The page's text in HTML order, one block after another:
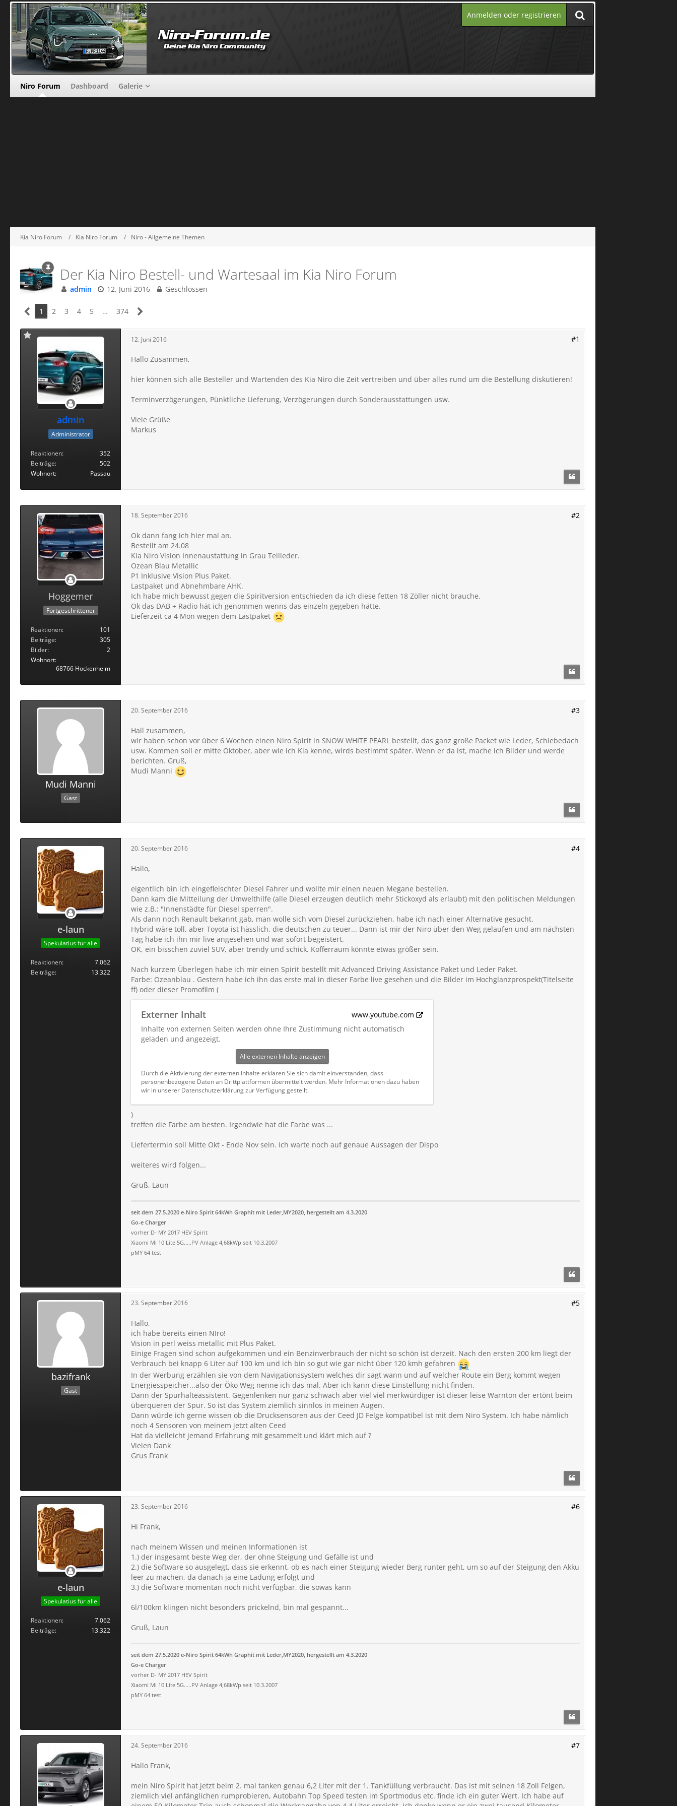
Anmelden oder registrieren
Niro Forum Dashboard Galerie
Kia Niro Forum Kia Niro Forum Niro - Allgemeine Themen
Der Kia Niro Bestell- und Wartesaal im Kia Niro Forum
admin 12. Juni 2016 Geschlossen
1 2 3 4 5 … 374
admin
Administrator
Reaktionen
352
Beiträge
502
Wohnort
Passau
12. Juni 2016 #1
Hallo Zusammen,
hier können sich alle Besteller und Wartenden des Kia Niro die Zeit vertreiben und über alles rund um die Bestellung diskutieren!
Terminverzögerungen, Pünktliche Lieferung, Verzögerungen durch Sonderausstattungen usw.
Viele Grüße
Markus
Hoggemer
Fortgeschrittener
Reaktionen
101
Beiträge
305
Bilder
2
Wohnort
68766 Hockenheim
18. September 2016 #2
Ok dann fang ich hier mal an.
Bestellt am 24.08
Kia Niro Vision Innenaustattung in Grau Teilleder.
Ozean Blau Metallic
P1 Inklusive Vision Plus Paket.
Lastpaket und Abnehmbare AHK.
Ich habe mich bewusst gegen die Spiritversion entschieden da ich diese fetten 18 Zöller nicht brauche.
Ok das DAB + Radio hät ich genommen wenns das einzeln gegeben hätte.
Lieferzeit ca 4 Mon wegen dem Lastpaket
Mudi Manni
Gast
20. September 2016 #3
Hall zusammen,
wir haben schon vor über 6 Wochen einen Niro Spirit in SNOW WHITE PEARL bestellt, das ganz große Packet wie Leder, Schiebedach
usw. Kommen soll er mitte Oktober, aber wie ich Kia kenne, wirds bestimmt später. Wenn er da ist, mache ich Bilder und werde
berichten. Gruß,
Mudi Manni
e-laun
Spekulatius für alle
Reaktionen
7.062
Beiträge
13.322
20. September 2016 #4
Hallo,
eigentlich bin ich eingefleischter Diesel Fahrer und wollte mir einen neuen Megane bestellen.
Dann kam die Mitteilung der Umwelthilfe (alle Diesel erzeugen deutlich mehr Stickoxyd als erlaubt) mit den politischen Meldungen
wie z.B.: "Innenstädte für Diesel sperren".
Als dann noch Renault bekannt gab, man wolle sich vom Diesel zurückziehen, habe ich nach einer Alternative gesucht.
Hybrid wäre toll, aber Toyota ist hässlich, die deutschen zu teuer... Dann ist mir der Niro über den Weg gelaufen und am nächsten
Tag habe ich ihn mir live angesehen und war sofort begeistert.
OK, ein bisschen zuviel SUV, aber trendy und schick. Kofferraum könnte etwas größer sein.
Nach kurzem Überlegen habe ich mir einen Spirit bestellt mit Advanced Driving Assistance Paket und Leder Paket.
Farbe: Ozeanblau . Gestern habe ich ihn das erste mal in dieser Farbe live gesehen und die Bilder im Hochglanzprospekt(Titelseite
ff) oder dieser Promofilm (
Externer Inhalt
www.youtube.com
Inhalte von externen Seiten werden ohne Ihre Zustimmung nicht automatisch
geladen und angezeigt.
Alle externen Inhalte anzeigen
Durch die Aktivierung der externen Inhalte erklären Sie sich damit einverstanden, dass
personenbezogene Daten an Drittplattformen übermittelt werden. Mehr Informationen dazu haben
wir in unserer Datenschutzerklärung zur Verfügung gestellt.
)
treffen die Farbe am besten. Irgendwie hat die Farbe was ...
Liefertermin soll Mitte Okt - Ende Nov sein. Ich warte noch auf genaue Aussagen der Dispo
weiteres wird folgen...
Gruß, Laun
seit dem 27.5.2020 e-Niro Spirit 64kWh Graphit mit Leder,MY2020, hergestellt am 4.3.2020
Go-e Charger
vorher D- MY 2017 HEV Spirit
Xiaomi Mi 10 Lite 5G.....PV Anlage 4,68kWp seit 10.3.2007
pMY 64 test
bazifrank
Gast
23. September 2016 #5
Hallo,
ich habe bereits einen NIro!
Vision in perl weiss metallic mit Plus Paket.
Einige Fragen sind schon aufgekommen und ein Benzinverbrauch der nicht so schön ist derzeit. Nach den ersten 200 km liegt der
Verbrauch bei knapp 6 Liter auf 100 km und ich bin so gut wie gar nicht über 120 kmh gefahren
In der Werbung erzählen sie von dem Navigationssystem welches dir sagt wann und auf welcher Route ein Berg kommt wegen
Energiesspeicher...also der Öko Weg nenne ich das mal. Aber ich kann diese Einstellung nicht finden.
Dann der Spurhalteassistent. Gegenlenken nur ganz schwach aber viel viel merkwürdiger ist dieser leise Warnton der ertönt beim
überqueren der Spur. So ist das System ziemlich sinnlos in meinen Augen.
Dann würde ich gerne wissen ob die Drucksensoren aus der Ceed JD Felge kompatibel ist mit dem Niro System. Ich habe nämlich
noch 4 Sensoren von meinem jetzt alten Ceed
Hat da vielleicht jemand Erfahrung mit gesammelt und klärt mich auf ?
Vielen Dank
Grus Frank
e-laun
Spekulatius für alle
Reaktionen
7.062
Beiträge
13.322
23. September 2016 #6
Hi Frank,
nach meinem Wissen und meinen Informationen ist
1.) der insgesamt beste Weg der, der ohne Steigung und Gefälle ist und
2.) die Software so ausgelegt, dass sie erkennt, ob es nach einer Steigung wieder Berg runter geht, um so auf der Steigung den Akku
leer zu machen, da danach ja eine Ladung erfolgt und
3.) die Software momentan noch nicht verfügbar, die sowas kann
6l/100km klingen nicht besonders prickelnd, bin mal gespannt...
Gruß, Laun
seit dem 27.5.2020 e-Niro Spirit 64kWh Graphit mit Leder,MY2020, hergestellt am 4.3.2020
Go-e Charger
vorher D- MY 2017 HEV Spirit
Xiaomi Mi 10 Lite 5G.....PV Anlage 4,68kWp seit 10.3.2007
pMY 64 test
24. September 2016 #7
Hallo Frank,
mein Niro Spirit hat jetzt beim 2. mal tanken genau 6,2 Liter mit der 1. Tankfüllung verbraucht. Das ist mit seinen 18 Zoll Felgen,
ziemlich viel anfänglichen rumprobieren, Autobahn Top Speed testen im Sportmodus etc. finde ich ein guter Wert. Ich habe auf